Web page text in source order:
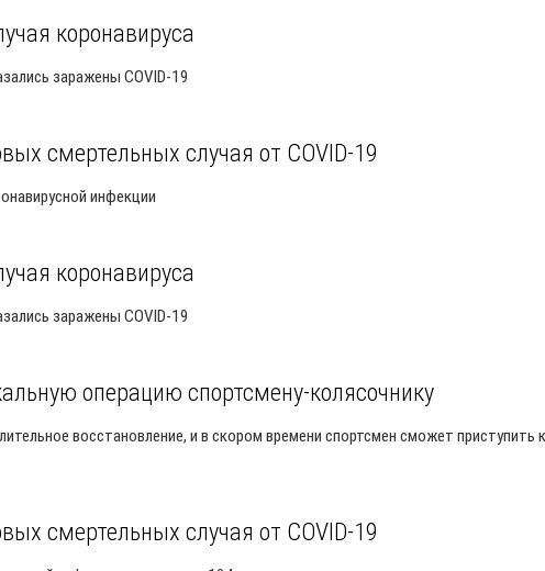
коронавируса
заражены COVID-19
смертельных случая от COVID-19
инфекции
коронавируса
заражены COVID-19
операцию спортсмену-колясочнику
восстановление, и в скором времени спортсмен сможет приступить к
смертельных случая от COVID-19